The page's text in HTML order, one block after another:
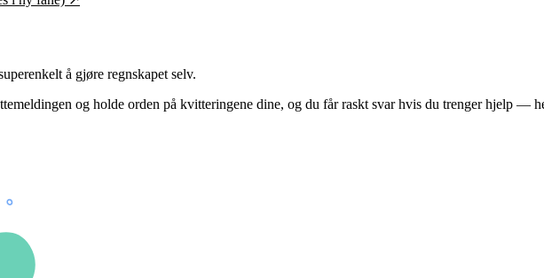
å gjøre regnskapet selv.
og holde orden på kvitteringene dine, og du får raskt svar hvis du trenger hjelp —